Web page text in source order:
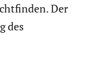
Der
des